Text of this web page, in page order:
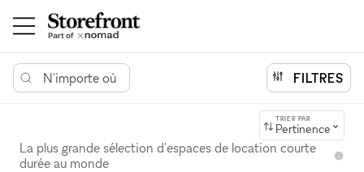
N'importe où FILTRES
TRIER PAR
Pertinence
La plus grande sélection d'espaces de location courte
durée au monde